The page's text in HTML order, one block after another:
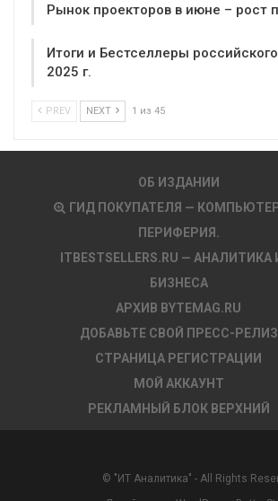
Рынок проекторов в июне – рост
Итоги и Бестселлеры
2025 г.
PREV NEXT 1 из 45
ОБ ИЗДАНИИ
ГИД ПОКУПАТЕЛЯ —
ПЕРИФЕРИЯ.
ITBESTSELLERS.RU — АНАЛИТИКА
БИЗНЕСА
АРХИВ BYTEMAG.RU
ДОБАВЬТЕ СВОЙ ПРЕСС-РЕЛИЗ
СТРАНИЦА РЕГИСТРАЦИИ
МОЙ АККАУНТ
РЕКЛАМНЫЙ БЛОК ВЕРХНИЙ
© "ИТ Аналитика" - All Rights